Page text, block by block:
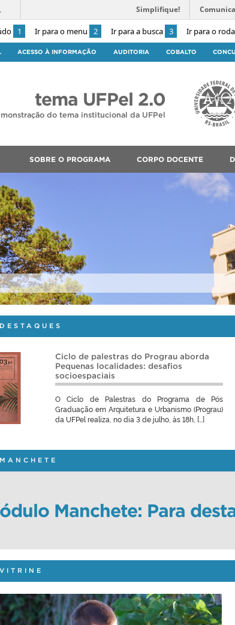
1 Ir para o menu 2 Ir para a busca 3 Ir para o
Simplifique!
ACESSO À INFORMAÇÃO AUDITORIA COBALTO
tema UFPel 2.0
do tema institucional da UFPel
SOBRE O PROGRAMA CORPO DOCENTE
Ciclo de palestras do Prograu aborda
Pequenas localidades: desafios
socioespaciais
O Ciclo de Palestras do Programa de Pós
Graduação em Arquitetura e Urbanismo (Prograu)
da UFPel realiza, no dia 3 de julho, às 18h, […]
Manchete: Para